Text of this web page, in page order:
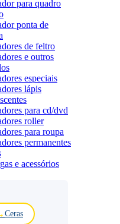
para quadro
ponta de
de feltro
e outros
especiais
lápis
para cd/dvd
roller
para roupa
permanentes
e acessórios
Ceras